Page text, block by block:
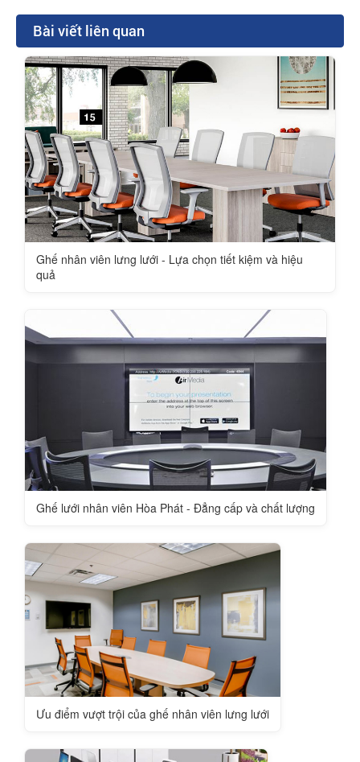
Bài viết liên quan
Ghế nhân viên lưng lưới - Lựa chọn tiết kiệm và hiệu
quả
Ghế lưới nhân viên Hòa Phát - Đẳng cấp và chất lượng
Ưu điểm vượt trội của ghế nhân viên lưng lưới